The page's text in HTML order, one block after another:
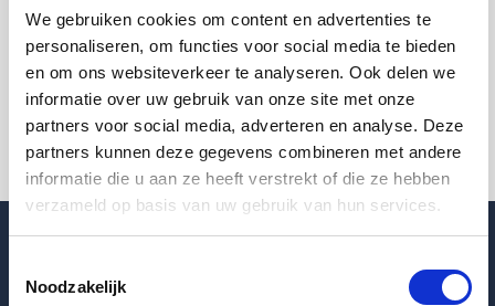
We gebruiken cookies om content en advertenties te
personaliseren, om functies voor social media te bieden
en om ons websiteverkeer te analyseren. Ook delen we
informatie over uw gebruik van onze site met onze
partners voor social media, adverteren en analyse. Deze
partners kunnen deze gegevens combineren met andere
informatie die u aan ze heeft verstrekt of die ze hebben
verzameld op basis van uw gebruik van hun services.
Noodzakelijk
Pagina niet gevonden
Terug naar woningoverzicht
Blogpost